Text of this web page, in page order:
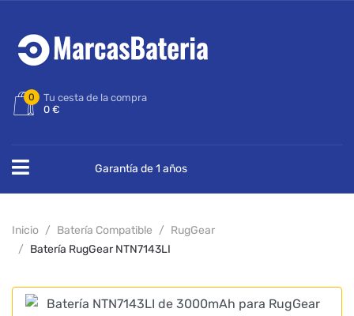
0
Tu cesta de la compra
0 €
Garantía de 1 años
Inicio Batería Compatible
RugGear
Batería RugGear NTN7143LI